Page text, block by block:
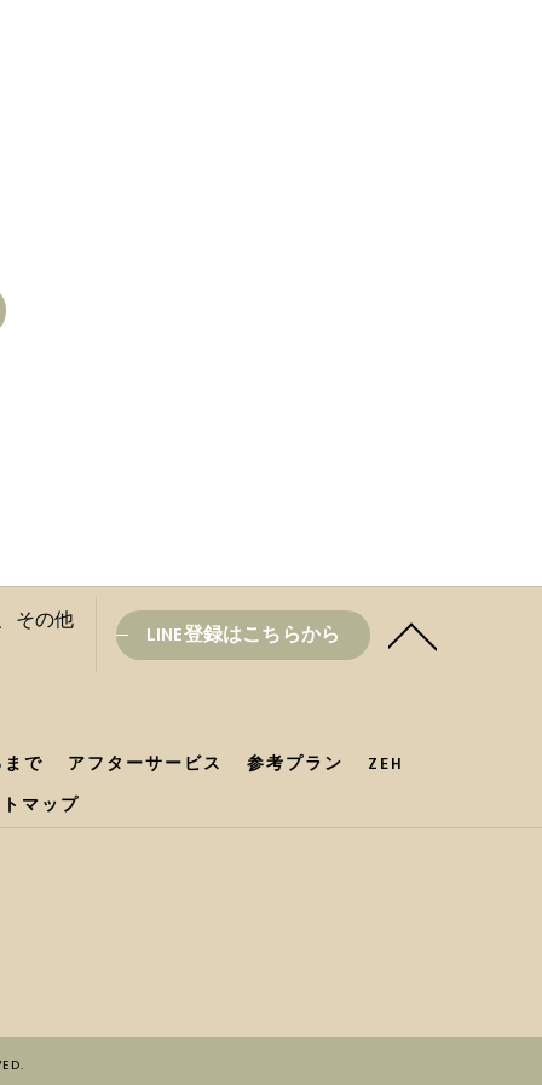
その他
LINE登録はこちらから
で アフターサービス 参考プラン
ZEH
マップ